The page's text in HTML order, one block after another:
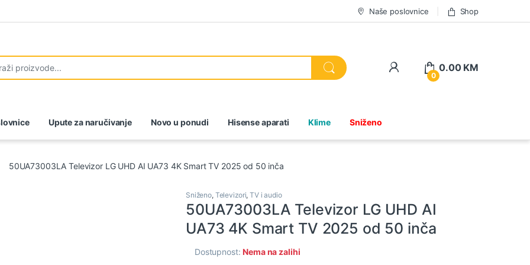
Naše poslovnice Shop
0
0.00 KM
Upute za naručivanje Novo u ponudi Hisense aparati Klime Sniženo
50UA73003LA Televizor LG UHD AI UA73 4K Smart TV 2025 od 50 inča
Sniženo, Televizori,TV i audio
50UA73003LA Televizor LG UHD AI
UA73 4K Smart TV 2025 od 50 inča
Dostupnost:Nema na zalihi